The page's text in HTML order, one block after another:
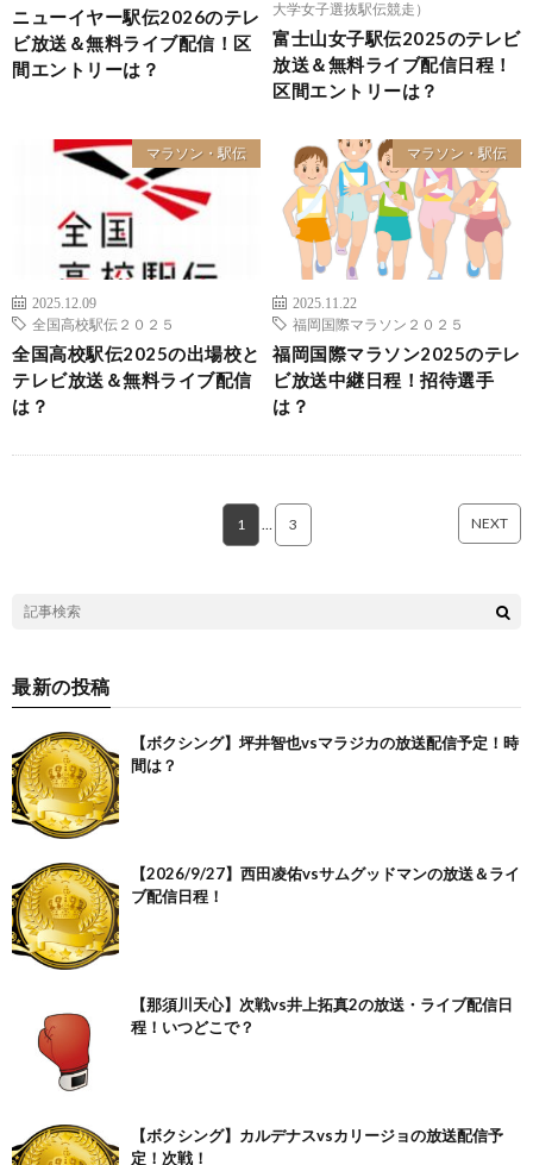
ニューイヤー駅伝2026のテレ
ビ放送＆無料ライブ配信！区
間エントリーは？
大学女子選抜駅伝競走）
富士山女子駅伝2025のテレビ
放送＆無料ライブ配信日程！
区間エントリーは？
マラソン・駅伝
2025.12.09
全国高校駅伝２０２５
全国高校駅伝2025の出場校と
テレビ放送＆無料ライブ配信
は？
マラソン・駅伝
2025.11.22
福岡国際マラソン２０２５
福岡国際マラソン2025のテレ
ビ放送中継日程！招待選手
は？
1 3 NEXT
最新の投稿
【ボクシング】坪井智也vsマラジカの放送配信予定！時
間は？
【2026/9/27】西田凌佑vsサムグッドマンの放送＆ライ
ブ配信日程！
【那須川天心】次戦vs井上拓真2の放送・ライブ配信日
程！いつどこで？
【ボクシング】カルデナスvsカリージョの放送配信予
定！次戦！